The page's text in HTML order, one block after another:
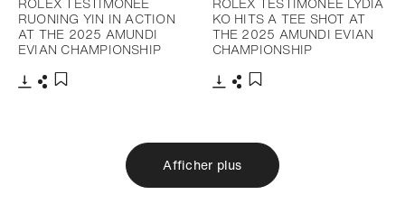
RUONING YIN IN ACTION
AT THE 2025 AMUNDI
EVIAN CHAMPIONSHIP
KO HITS A TEE SHOT AT
THE 2025 AMUNDI EVIAN
CHAMPIONSHIP
Afficher plus